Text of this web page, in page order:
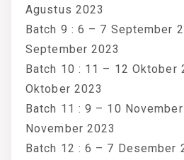
Agustus 2023
Batch 9 : 6 – 7 September
September 2023
Batch 10 : 11 – 12 Oktober
Oktober 2023
Batch 11 : 9 – 10
November 2023
Batch 12 : 6 – 7 Desember